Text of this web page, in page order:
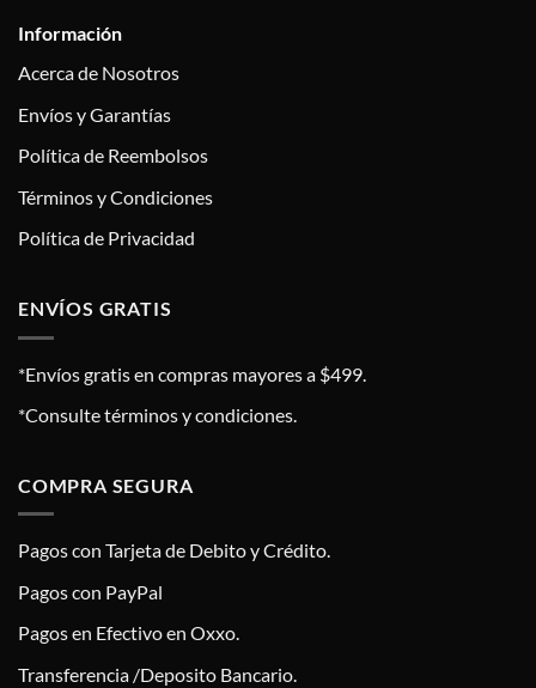
Información
Acerca de Nosotros
Envíos y Garantías
Política de Reembolsos
Términos y Condiciones
Política de Privacidad
ENVÍOS GRATIS
*Envíos gratis en compras mayores a $499.
*Consulte términos y condiciones.
COMPRA SEGURA
Pagos con Tarjeta de Debito y Crédito.
Pagos con PayPal
Pagos en Efectivo en Oxxo.
Transferencia /Deposito Bancario.